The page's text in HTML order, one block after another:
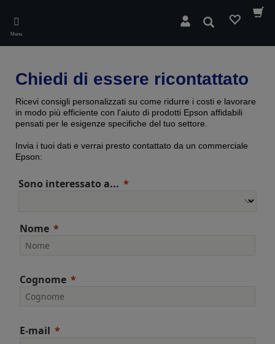
main
content
Menu
Cerca
Chiedi di essere ricontattato
Ricevi consigli personalizzati su come ridurre i costi e lavorare
in modo più efficiente con l'aiuto di prodotti Epson affidabili
pensati per le esigenze specifiche del tuo settore.
Invia i tuoi dati e verrai presto contattato da un commerciale
Epson:
Sono interessato a...
Nome
Cognome
E-mail